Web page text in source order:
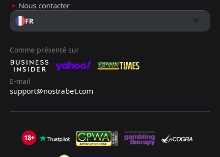
Nous contacter
FR
Comme présenté sur
E-mail
support@nostrabet.com
18+